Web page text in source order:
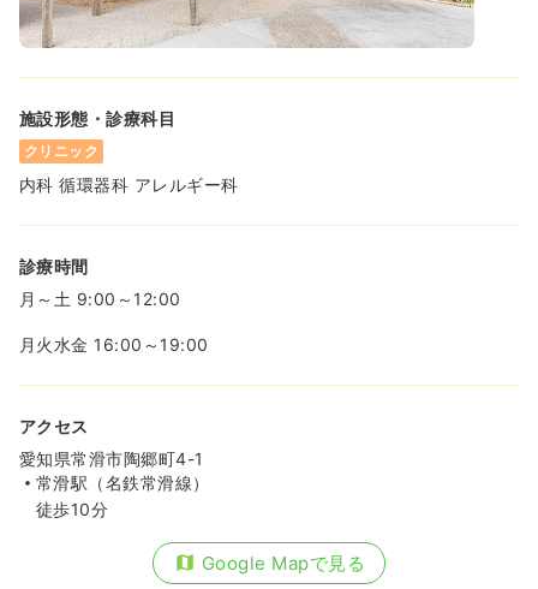
施設形態・診療科目
クリニック
内科 循環器科 アレルギー科
診療時間
月～土 9:00～12:00
月火水金 16:00～19:00
アクセス
愛知県常滑市陶郷町4-1
常滑駅（名鉄常滑線）
徒歩10分
Google Mapで見る